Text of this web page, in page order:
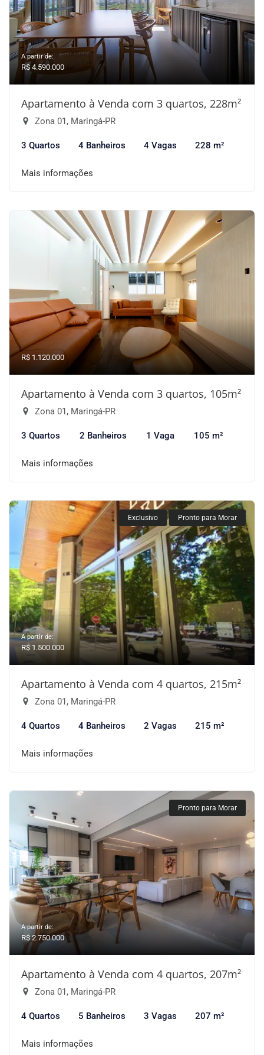
A partir de:
R$ 4.590.000
Apartamento à Venda com 3 quartos, 228m²
Zona 01, Maringá-PR
3 Quartos 4 Banheiros 4 Vagas 228 m²
Mais informações
R$ 1.120.000
Apartamento à Venda com 3 quartos, 105m²
Zona 01, Maringá-PR
3 Quartos 2 Banheiros 1 Vaga 105 m²
Mais informações
Exclusivo Pronto para Morar
A partir de:
R$ 1.500.000
Apartamento à Venda com 4 quartos, 215m²
Zona 01, Maringá-PR
4 Quartos 4 Banheiros 2 Vagas 215 m²
Mais informações
Pronto para Morar
A partir de:
R$ 2.750.000
Apartamento à Venda com 4 quartos, 207m²
Zona 01, Maringá-PR
4 Quartos 5 Banheiros 3 Vagas 207 m²
Mais informações